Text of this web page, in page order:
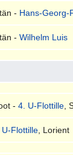
- Hans-Georg-
-Wilhelm Luis
-4. U-Flottille ,
U-Flottille , Lorient